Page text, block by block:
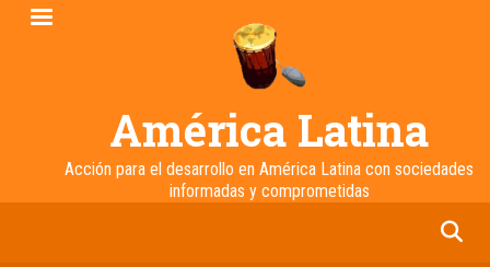
Pasar
América Latina
Acción para el desarrollo en América Latina con sociedades
informadas y comprometidas